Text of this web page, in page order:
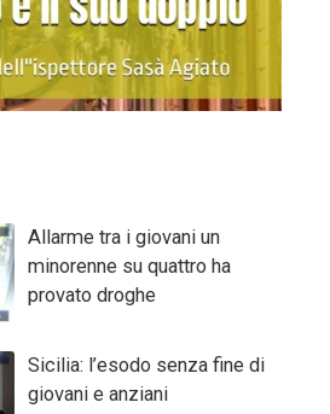
Allarme tra i giovani un
minorenne su quattro ha
provato droghe
Sicilia: l’esodo senza fine di
giovani e anziani